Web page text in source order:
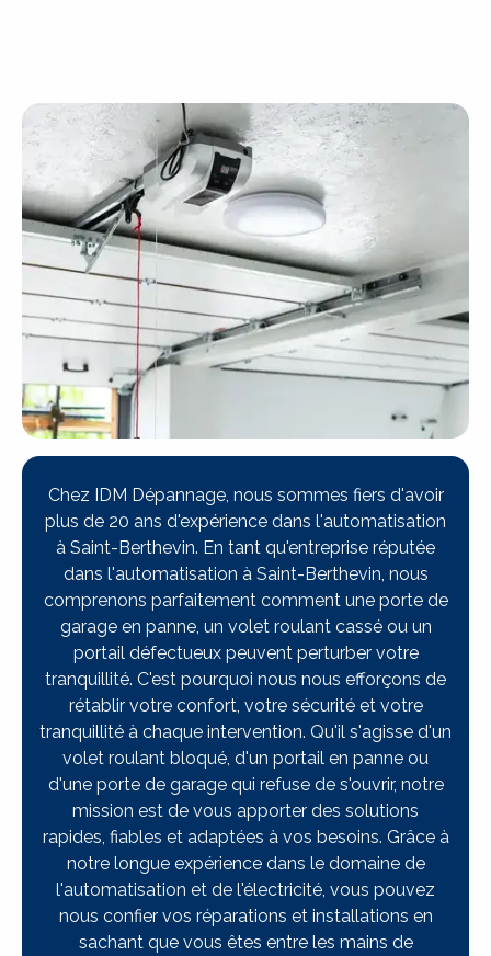
Chez IDM Dépannage, nous sommes fiers d'avoir
plus de 20 ans d'expérience dans l'automatisation
à Saint-Berthevin. En tant qu'entreprise réputée
dans l'automatisation à Saint-Berthevin, nous
comprenons parfaitement comment une porte de
garage en panne, un volet roulant cassé ou un
portail défectueux peuvent perturber votre
tranquillité. C'est pourquoi nous nous efforçons de
rétablir votre confort, votre sécurité et votre
tranquillité à chaque intervention. Qu'il s'agisse d'un
volet roulant bloqué, d'un portail en panne ou
d'une porte de garage qui refuse de s'ouvrir, notre
mission est de vous apporter des solutions
rapides, fiables et adaptées à vos besoins. Grâce à
notre longue expérience dans le domaine de
l'automatisation et de l'électricité, vous pouvez
nous confier vos réparations et installations en
sachant que vous êtes entre les mains de